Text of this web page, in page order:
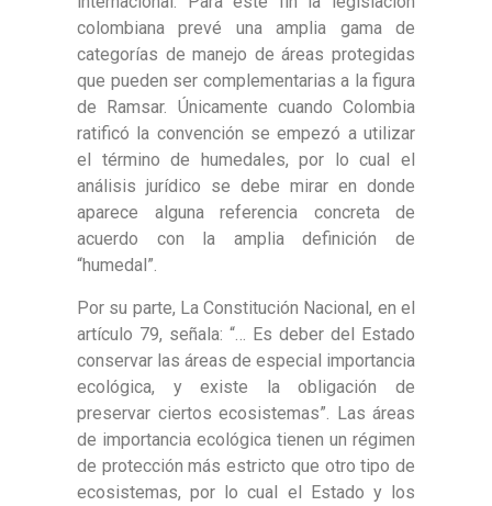
colombiana prevé una amplia gama de
categorías de manejo de áreas protegidas
que pueden ser complementarias a la figura
de Ramsar. Únicamente cuando Colombia
ratificó la convención se empezó a utilizar
el término de humedales, por lo cual el
análisis jurídico se debe mirar en donde
aparece alguna referencia concreta de
acuerdo con la amplia definición de
“humedal”.
Por su parte, La Constitución Nacional, en el
artículo 79, señala: “… Es deber del Estado
conservar las áreas de especial importancia
ecológica, y existe la obligación de
preservar ciertos ecosistemas”. Las áreas
de importancia ecológica tienen un régimen
de protección más estricto que otro tipo de
ecosistemas, por lo cual el Estado y los